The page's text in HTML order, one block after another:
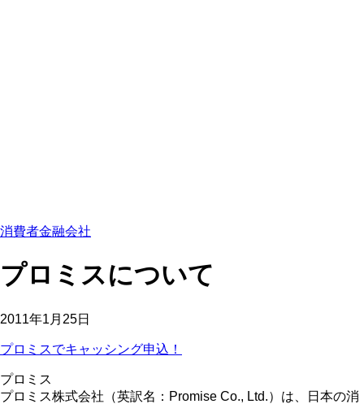
消費者金融会社
プロミスについて
2011年1月25日
プロミスでキャッシング申込！
プロミス
プロミス株式会社（英訳名：Promise Co., Ltd.）は、日本の消